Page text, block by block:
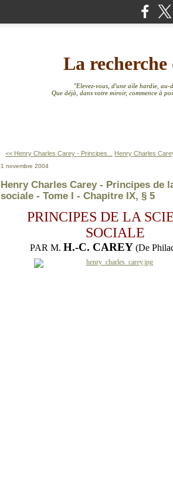
La
"Elevez-vous, d'une aile hardie, au-
Que déjà, dans votre miroir, commence à
<< Henry Charles Carey - Principes... Henry Charles
1 novembre 2004
Henry Charles Carey - Principes de
sociale - Tome I - Chapitre IX, § 5
PRINCIPES DE LA
SOCIALE
PAR M. H.-C. CAREY (De